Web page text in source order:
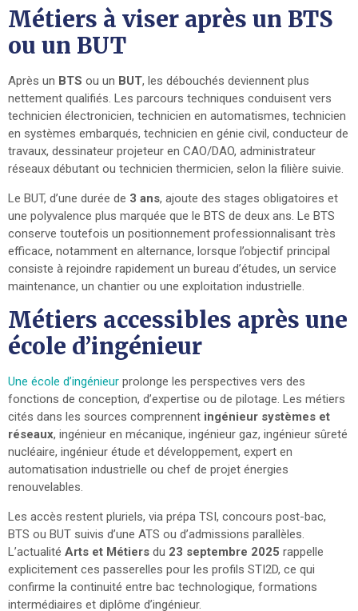
Métiers à viser après un BTS
ou un BUT
Après un BTS ou un BUT, les débouchés deviennent plus
nettement qualifiés. Les parcours techniques conduisent vers
technicien électronicien, technicien en automatismes, technicien
en systèmes embarqués, technicien en génie civil, conducteur de
travaux, dessinateur projeteur en CAO/DAO, administrateur
réseaux débutant ou technicien thermicien, selon la filière suivie.
Le BUT, d’une durée de 3 ans, ajoute des stages obligatoires et
une polyvalence plus marquée que le BTS de deux ans. Le BTS
conserve toutefois un positionnement professionnalisant très
efficace, notamment en alternance, lorsque l’objectif principal
consiste à rejoindre rapidement un bureau d’études, un service
maintenance, un chantier ou une exploitation industrielle.
Métiers accessibles après une
école d’ingénieur
Une école d’ingénieur prolonge les perspectives vers des
fonctions de conception, d’expertise ou de pilotage. Les métiers
cités dans les sources comprennent ingénieur systèmes et
réseaux, ingénieur en mécanique, ingénieur gaz, ingénieur sûreté
nucléaire, ingénieur étude et développement, expert en
automatisation industrielle ou chef de projet énergies
renouvelables.
Les accès restent pluriels, via prépa TSI, concours post-bac,
BTS ou BUT suivis d’une ATS ou d’admissions parallèles.
L’actualité Arts et Métiers du 23 septembre 2025 rappelle
explicitement ces passerelles pour les profils STI2D, ce qui
confirme la continuité entre bac technologique, formations
intermédiaires et diplôme d’ingénieur.